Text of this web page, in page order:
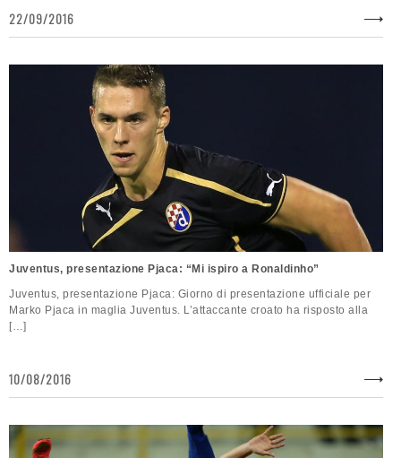
22/09/2016
Juventus, presentazione Pjaca: “Mi ispiro a Ronaldinho”
Juventus, presentazione Pjaca: Giorno di presentazione ufficiale per
Marko Pjaca in maglia Juventus. L’attaccante croato ha risposto alla
[…]
10/08/2016